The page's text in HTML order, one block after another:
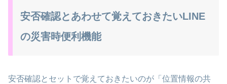
安否確認とあわせて覚えておきたいLINE
の災害時便利機能
安否確認とセットで覚えておきたいのが「位置情報の共